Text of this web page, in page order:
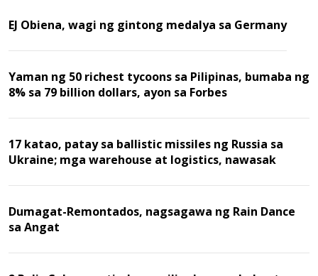
EJ Obiena, wagi ng gintong medalya sa Germany
Yaman ng 50 richest tycoons sa Pilipinas, bumaba ng
8% sa 79 billion dollars, ayon sa Forbes
17 katao, patay sa ballistic missiles ng Russia sa
Ukraine; mga warehouse at logistics, nawasak
Dumagat-Remontados, nagsagawa ng Rain Dance
sa Angat